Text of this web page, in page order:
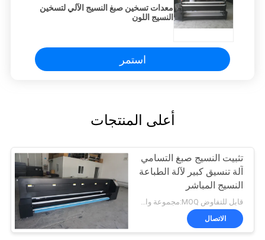
معدات تسخين صبغ النسيج الآلي لتسخين
النسيج اللون
استمر
أعلى المنتجات
تثبيت النسيج صبغ التسامي
آلة تنسيق كبير لآلة الطباعة
النسيج المباشر
قابل للتفاوض MOQ:مجموعة واحدة
الاتصال